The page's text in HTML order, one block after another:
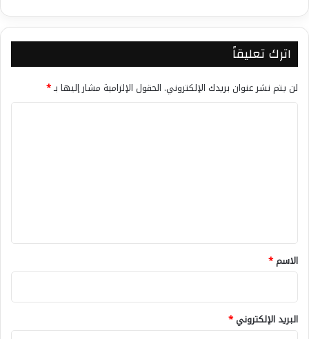
اترك تعليقاً
لن يتم نشر عنوان بريدك الإلكتروني. الحقول الإلزامية مشار إليها بـ*
*
الاسم*
البريد الإلكتروني*